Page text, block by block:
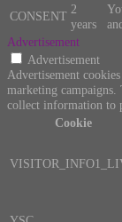
CONSENT 2
years
Advertisement
Advertisement
Advertisement
marketing campaigns.
collect information to
Cookie